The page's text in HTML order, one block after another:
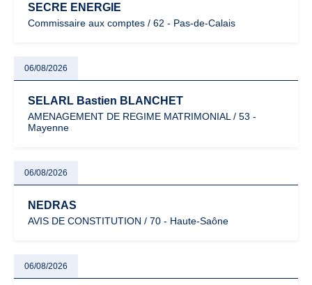
SECRE ENERGIE
Commissaire aux comptes / 62 - Pas-de-Calais
06/08/2026
SELARL Bastien BLANCHET
AMENAGEMENT DE REGIME MATRIMONIAL / 53 -
Mayenne
06/08/2026
NEDRAS
AVIS DE CONSTITUTION / 70 - Haute-Saône
06/08/2026